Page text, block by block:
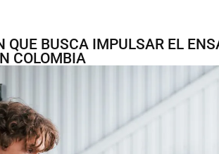
QUE BUSCA IMPULSAR EL
COLOMBIA